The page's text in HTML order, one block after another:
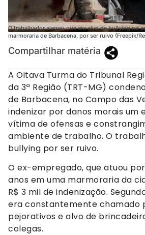
O trabalhador alegou que era alvo de bullying no
marmoraria de Barbacena, por ser ruivo (Freepik/
Compartilhar matéria
A Oitava Turma do Tribunal
da 3ª Região (TRT-MG)
de Barbacena, no Campo das
indenizar por danos morais um
vítima de ofensas e
ambiente de trabalho. O
bullying por ser ruivo.
O ex-empregado, que atuou
anos em uma marmoraria da
R$ 3 mil de indenização.
era constantemente chamado
pejorativos e alvo de
colegas.